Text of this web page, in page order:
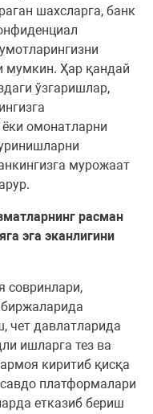
шахсларга, банк
мумкин. Ҳар қандай
ўзгаришлар,
омонатларни
мурожаат
расман
эга эканлигини
совринлари,
чет давлатларида
ишларга тез ва
киритиб қисқа
платформалари
етказиб бериш